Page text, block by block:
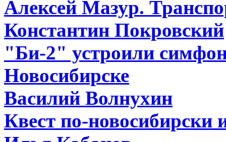
Алексей Мазур.
Константин Покровский
"Би-2" устроили
Новосибирске
Василий Волнухин
Квест по-новосибирски